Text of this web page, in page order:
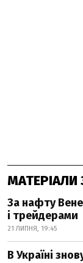
За нафту
і трейдерами
21 ЛИПНЯ, 19:45
В Україні